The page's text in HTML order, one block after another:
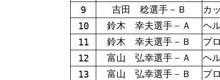
9
吉田 稔選手－Ｂ
カ
10
鈴木 幸夫選手－Ａ
ヘ
11
鈴木 幸夫選手－Ｂ
プ
12
富山 弘幸選手－Ａ
ヘ
13
富山 弘幸選手－Ｂ
プ